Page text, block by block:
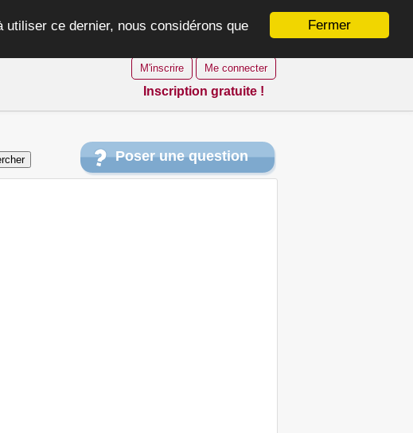
Fermer
ce dernier, nous considérons que
M'inscrire Me connecter
Inscription gratuite !
Poser une question